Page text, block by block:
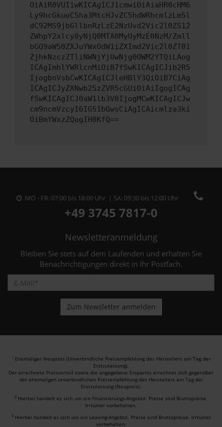
OiAiR0VUIiwKICAgICJ1cmwiOiAiaHR0cHM6
Ly9hcGkueC5ha3MtcHJvZC5hdWRhcmlzLm5l
dC92MS9jbGllbnRzLzE2NzUvd2Vic2l0ZS12
ZWhpY2xlcy8yNjQ0MTA0MyUyMzE0NzM/Zmll
bGQ9aW50ZXJuYWxOdW1iZXImd2Vic2l0ZT01
ZjhkNzczZTliNWNjYjUwNjg0OWM2YTQiLAog
ICAgImhlYWRlcnMiOiB7fSwKICAgICJib2R5
IjogbnVsbCwKICAgICJleHBlY3QiOiB7CiAg
ICAgICJyZXNwb25zZVR5cGUiOiAiIgogICAg
fSwKICAgICJ0aW1lb3V0IjogMCwKICAgICJw
cm9ncmVzcyI6IG51bGwsCiAgICAicmlza3ki
OiBmYWxzZQogIH0KfQ==
MO - FR: 07:00 bis 18:00 Uhr | SA: 09:30 bis 12:00 Uhr
+49 3745 7817-0
Newsletteranmeldung
Bleiben Sie stets auf dem Laufenden und erhalten Sie
Benachrichtigungen direkt in Ihr Postfach.
1 Ehemaliger Neupreis (Unverbindliche Preisempfehlung des Herstellers am Tag der
Erstzulassung).
Der errechnete Preisvorteil sowie die angegebene Ersparnis errechnet sich gegenüber
der ehemaligen unverbindlichen Preisempfehlung des Herstellers am Tag der
Erstzulassung (Neupreis).
2 Hierbei handelt es sich um ein Finanzierungs-Angebot. Preise sind Bruttopreise.
Irrtümer vorbehalten.
3 Hierbei handelt es sich um ein Leasing-Angebot. Preise sind Bruttopreise. Irrtümer
vorbehalten.